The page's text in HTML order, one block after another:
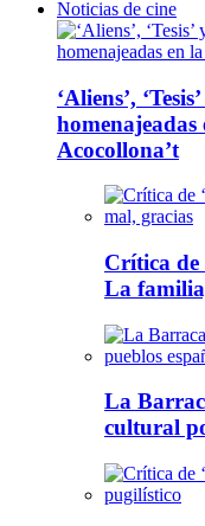
Noticias de cine
‘Aliens’,
Acocollona’t
Crítica de
La
La
cultural